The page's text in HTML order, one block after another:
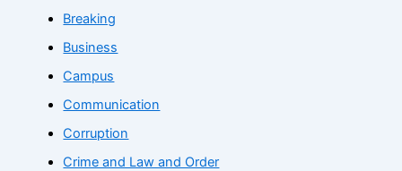
Breaking
Business
Campus
Communication
Corruption
Crime and Law and Order